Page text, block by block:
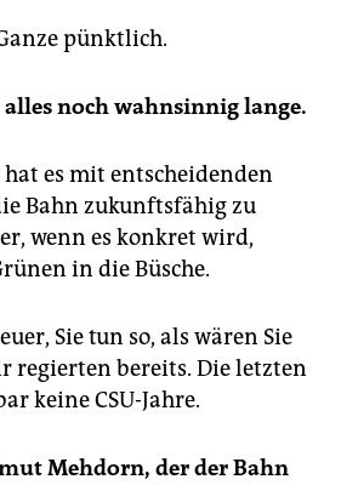
pünktlich.
noch wahnsinnig lange.
es mit entscheidenden
Bahn zukunftsfähig zu
wenn es konkret wird,
in die Büsche.
Sie tun so, als wären Sie
regierten bereits. Die letzten
keine CSU-Jahre.
Mehdorn, der der Bahn